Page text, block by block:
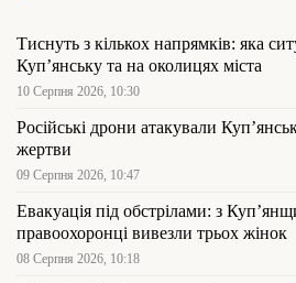
Тиснуть з кількох напрямків: яка
Куп’янську та на околицях міста
10 Серпня 2026, 10:30
Російські дрони атакували
жертви
09 Серпня 2026, 10:47
Евакуація під обстрілами: з
правоохоронці вивезли трьох жінок
08 Серпня 2026, 10:18